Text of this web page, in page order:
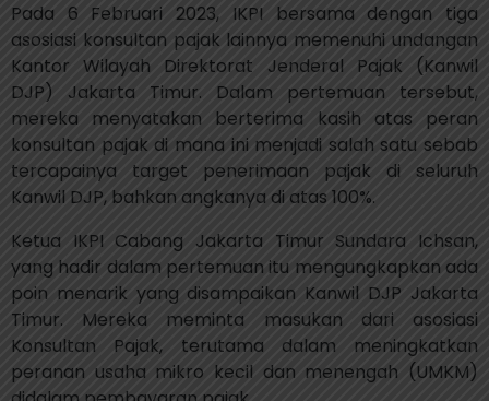
Pada 6 Februari 2023, IKPI bersama dengan tiga
asosiasi konsultan pajak lainnya memenuhi undangan
Kantor Wilayah Direktorat Jenderal Pajak (Kanwil
DJP) Jakarta Timur. Dalam pertemuan tersebut,
mereka menyatakan berterima kasih atas peran
konsultan pajak di mana ini menjadi salah satu sebab
tercapainya target penerimaan pajak di seluruh
Kanwil DJP, bahkan angkanya di atas 100%.
Ketua IKPI Cabang Jakarta Timur Sundara Ichsan,
yang hadir dalam pertemuan itu mengungkapkan ada
poin menarik yang disampaikan Kanwil DJP Jakarta
Timur. Mereka meminta masukan dari asosiasi
Konsultan Pajak, terutama dalam meningkatkan
peranan usaha mikro kecil dan menengah (UMKM)